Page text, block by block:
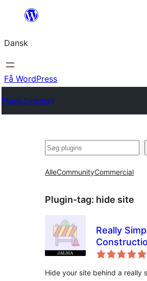
Spring
indhold
Dansk
Få WordPress
Plugin Directory
Søg
AlleCommunityCommercial
Plugin-tag: hide site
Really
Hide your site behind a really